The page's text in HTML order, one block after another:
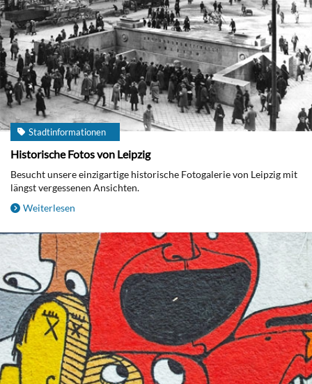
Stadtinformationen
Historische Fotos von Leipzig
Besucht unsere einzigartige historische Fotogalerie von Leipzig mit
längst vergessenen Ansichten.
Weiterlesen